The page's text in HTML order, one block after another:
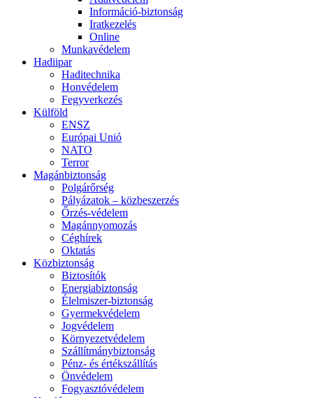
Információ-biztonság
Iratkezelés
Online
Munkavédelem
Hadiipar
Haditechnika
Honvédelem
Fegyverkezés
Külföld
ENSZ
Európai Unió
NATO
Terror
Magánbiztonság
Polgárőrség
Pályázatok – közbeszerzés
Őrzés-védelem
Magánnyomozás
Céghírek
Oktatás
Közbiztonság
Biztosítók
Energiabiztonság
Élelmiszer-biztonság
Gyermekvédelem
Jogvédelem
Környezetvédelem
Szállítmánybiztonság
Pénz- és értékszállítás
Önvédelem
Fogyasztóvédelem